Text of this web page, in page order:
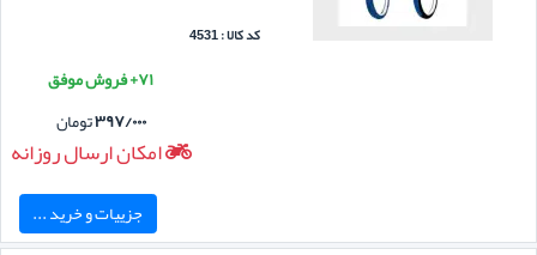
کد کالا : 4531
۷۱+ فروش موفق
۳۹۷/۰۰۰تومان
امکان ارسال روزانه
جزییات و خرید ...